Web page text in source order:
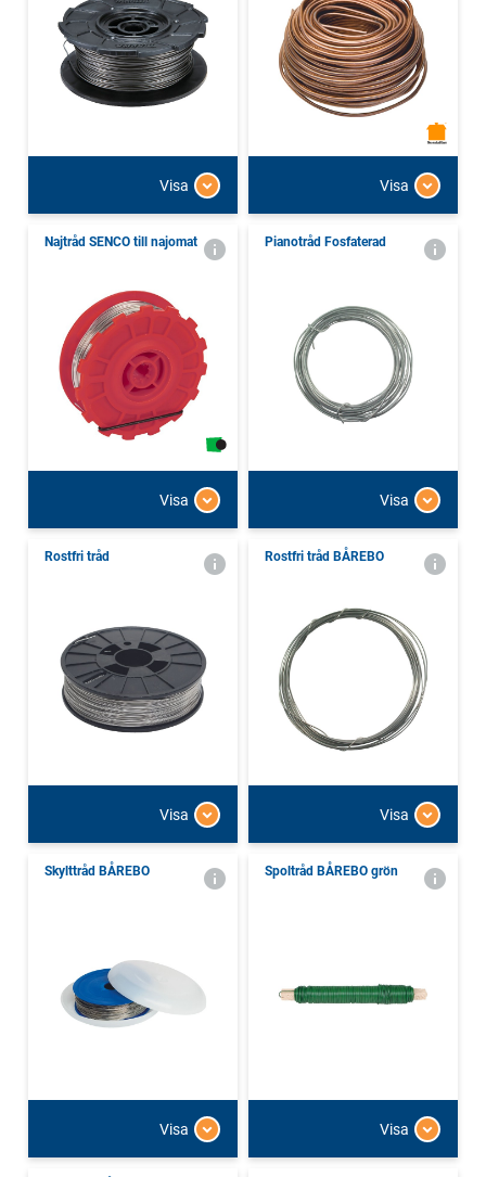
Visa Visa
Najtråd SENCO till najomat
Visa
Pianotråd Fosfaterad
Visa
Rostfri tråd
Visa
Rostfri tråd BÅREBO
Visa
Skylttråd BÅREBO
Visa
Spoltråd BÅREBO grön
Visa